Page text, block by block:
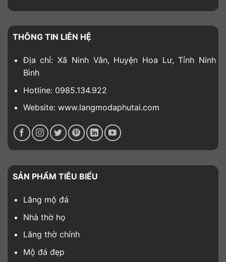
THÔNG TIN LIÊN HỆ
Địa chỉ: Xã Ninh Vân, Huyện Hoa Lư, Tỉnh Ninh
Bình
Hotline: 0985.134.922
Website: www.langmodaphutai.com
SẢN PHẨM TIÊU BIỂU
Lăng mộ đá
Nhà thờ họ
Lăng thờ chính
Mộ đá đẹp